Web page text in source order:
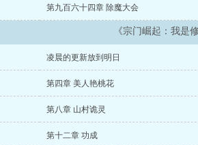
第九百六十四章 除魔大会
《宗门崛起：我是
凌晨的更新放到明日
第四章 美人艳桃花
第八章 山村诡灵
第十二章 功成